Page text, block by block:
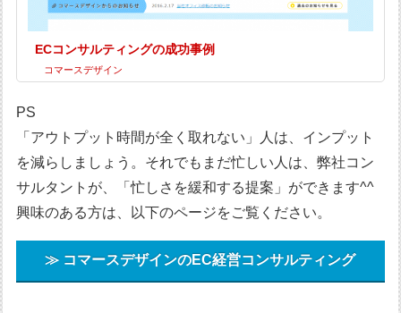
ECコンサルティングの成功事例
コマースデザイン
PS
「アウトプット時間が全く取れない」人は、インプット
を減らしましょう。それでもまだ忙しい人は、弊社コン
サルタントが、「忙しさを緩和する提案」ができます^^
興味のある方は、以下のページをご覧ください。
≫ コマースデザインのEC経営コンサルティング